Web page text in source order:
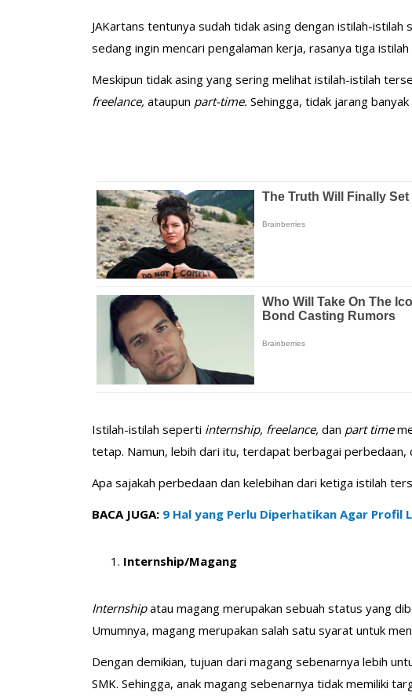
JAKartans tentunya sudah tidak asing dengan istilah-istilah
sedang ingin mencari pengalaman kerja, rasanya tiga
Meskipun tidak asing yang sering melihat istilah-istilah
freelance, ataupun part-time. Sehingga, tidak jarang banyak
Istilah-istilah seperti internship, freelance, dan part time
tetap. Namun, lebih dari itu, terdapat berbagai
Apa sajakah perbedaan dan kelebihan dari ketiga istilah
BACA JUGA: 9 Hal yang Perlu Diperhatikan Agar Profil
Internship/Magang
Internshipatau magang merupakan sebuah status yang
Umumnya, magang merupakan salah satu syarat untuk
Dengan demikian, tujuan dari magang sebenarnya lebih
SMK. Sehingga, anak magang sebenarnya tidak memiliki